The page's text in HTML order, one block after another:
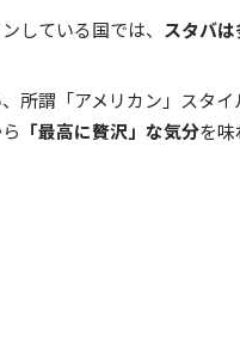
している国では、 スタバ
所謂「アメリカン」スタ
「最高に贅沢」な気分を味